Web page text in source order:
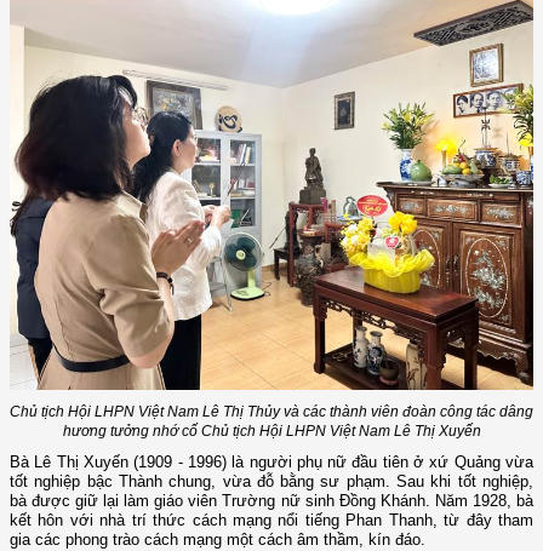
Chủ tịch Hội LHPN Việt Nam Lê Thị Thủy và các thành viên đoàn công tác dâng
hương tưởng nhớ cố Chủ tịch Hội LHPN Việt Nam Lê Thị Xuyến
Bà Lê Thị Xuyến (1909 - 1996) là người phụ nữ đầu tiên ở xứ Quảng vừa
tốt nghiệp bậc Thành chung, vừa đỗ bằng sư phạm. Sau khi tốt nghiệp,
bà được giữ lại làm giáo viên Trường nữ sinh Đồng Khánh. Năm 1928, bà
kết hôn với nhà trí thức cách mạng nổi tiếng Phan Thanh, từ đây tham
gia các phong trào cách mạng một cách âm thầm, kín đáo.